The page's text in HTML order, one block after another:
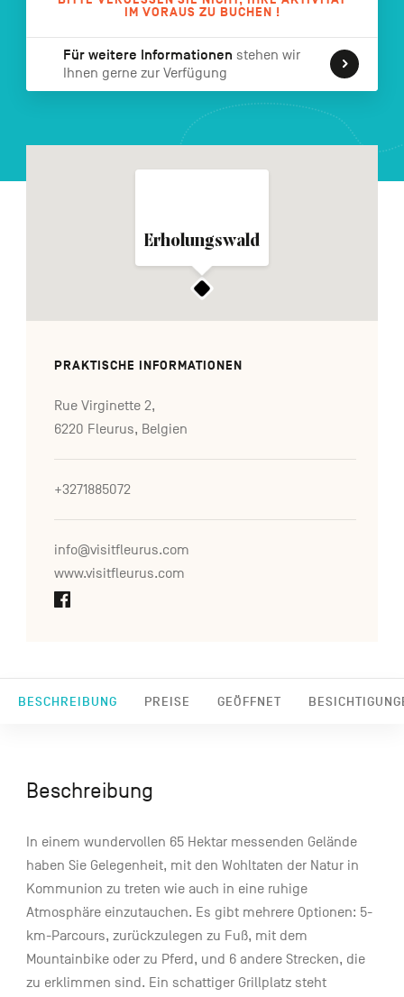
FR NL EN
IM VORAUS ZU BUCHEN !
Für weitere Informationen stehen wir
Ihnen gerne zur Verfügung
BESCHREIBUNG PREISE GEÖFFNET
Erholungswald
PRAKTISCHE INFORMATIONEN
Rue Virginette 2,
6220 Fleurus, Belgien
+3271885072
info@visitfleurus.com
www.visitfleurus.com
Beschreibung
In einem wundervollen 65 Hektar messenden Gelände
haben Sie Gelegenheit, mit den Wohltaten der Natur in
Kommunion zu treten wie auch in eine ruhige
Atmosphäre einzutauchen. Es gibt mehrere Optionen: 5-
km-Parcours, zurückzulegen zu Fuß, mit dem
Mountainbike oder zu Pferd, und 6 andere Strecken, die
zu erklimmen sind. Ein schattiger Grillplatz steht